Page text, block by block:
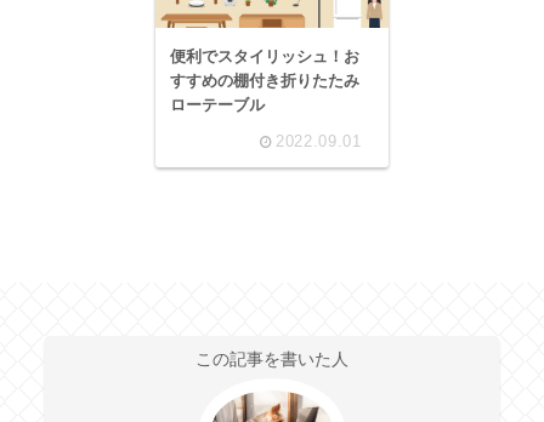
便利でスタイリッシュ！お
すすめの棚付き折りたたみ
ローテーブル
2022.09.01
この記事を書いた人